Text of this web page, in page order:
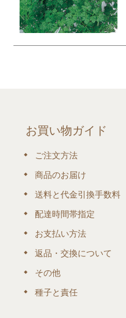
お買い物ガイド
ご注文方法
商品のお届け
送料と代金引換手数料
配達時間帯指定
お支払い方法
返品・交換について
その他
種子と責任